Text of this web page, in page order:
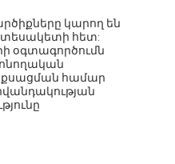
կարող են
տեսակետի հետ:
օգտագործումն
համար